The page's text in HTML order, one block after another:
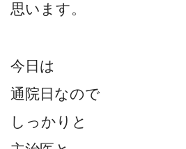
思います。
今日は
通院日なので
しっかりと